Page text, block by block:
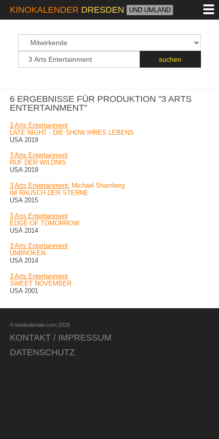
KINOKALENDER DRESDEN UND UMLAND
suchen
6 ERGEBNISSE FÜR PRODUKTION "3 ARTS
ENTERTAINMENT"
3 Arts Entertainment
LATE NIGHT - DIE SHOW IHRES LEBENS
USA 2019
3 Arts Entertainment
RUF DER WILDNIS
USA 2019
3 Arts Entertainment
Michael Shamberg
IM RAUSCH DER STERNE
USA 2015
3 Arts Entertainment
EDGE OF TOMORROW
USA 2014
3 Arts Entertainment
UNBROKEN
USA 2014
3 Arts Entertainment
SWEET NOVEMBER
USA 2001
© kinokalender.com 2026
KONTAKT / IMPRESSUM
DATENSCHUTZ